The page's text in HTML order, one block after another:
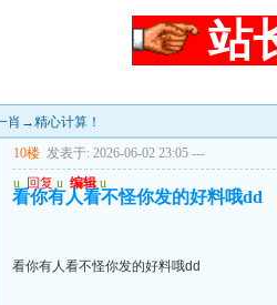
站
肖→精心计算！
10楼 发表于: 2026-06-02 23:05 ---
u 回复 u 编辑 u
看你有人看不怪你发的好料哦dd
看你有人看不怪你发的好料哦dd